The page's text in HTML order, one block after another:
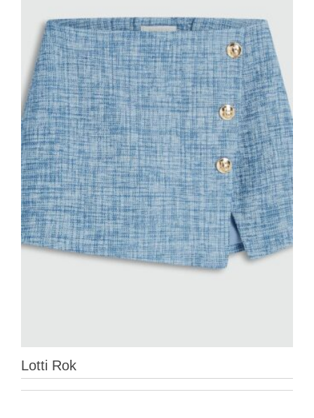
Lotti Rok